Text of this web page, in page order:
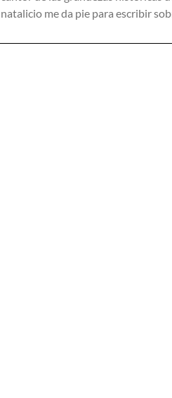
natalicio me da pie para escribir